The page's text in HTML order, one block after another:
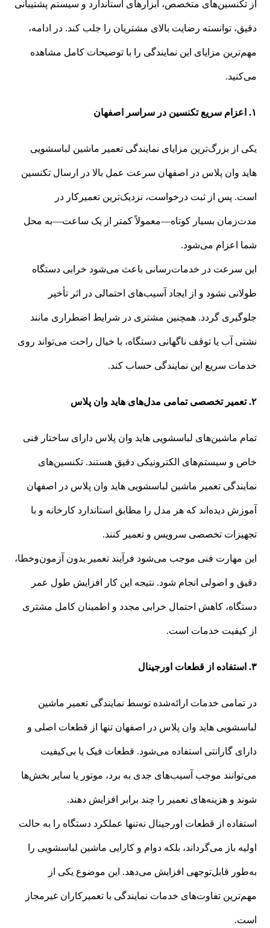
از تکنسین‌های متخصص، ابزارهای استاندارد و سیستم پشتیبانی
دقیق، توانسته رضایت بالای مشتریان را جلب کند. در ادامه،
مهم‌ترین مزایای این نمایندگی را با توضیحات کامل مشاهده
می‌کنید.
۱. اعزام سریع تکنسین در سراسر اصفهان
یکی از بزرگ‌ترین مزایای نمایندگی تعمیر ماشین لباسشویی
هاید وان پلاس در اصفهان سرعت عمل بالا در ارسال تکنسین
است. پس از ثبت درخواست، نزدیک‌ترین تعمیرکار در
مدت‌زمان بسیار کوتاه—معمولاً کمتر از یک ساعت—به محل
شما اعزام می‌شود.
این سرعت در خدمات‌رسانی باعث می‌شود خرابی دستگاه
طولانی نشود و از ایجاد آسیب‌های احتمالی در اثر تأخیر
جلوگیری گردد. همچنین مشتری در شرایط اضطراری مانند
نشتی آب یا توقف ناگهانی دستگاه، با خیال راحت می‌تواند روی
خدمات سریع این نمایندگی حساب کند.
۲. تعمیر تخصصی تمامی مدل‌های هاید وان پلاس
تمام ماشین‌های لباسشویی هاید وان پلاس دارای ساختار فنی
خاص و سیستم‌های الکترونیکی دقیق هستند. تکنسین‌های
نمایندگی تعمیر ماشین لباسشویی هاید وان پلاس در اصفهان
آموزش دیده‌اند که هر مدل را مطابق استاندارد کارخانه و با
تجهیزات تخصصی سرویس و تعمیر کنند.
این مهارت فنی موجب می‌شود فرآیند تعمیر بدون آزمون‌و‌خطا،
دقیق و اصولی انجام شود. نتیجه این کار افزایش طول عمر
دستگاه، کاهش احتمال خرابی مجدد و اطمینان کامل مشتری
از کیفیت خدمات است.
۳. استفاده از قطعات اورجینال
در تمامی خدمات ارائه‌شده توسط نمایندگی تعمیر ماشین
لباسشویی هاید وان پلاس در اصفهان تنها از قطعات اصلی و
دارای گارانتی استفاده می‌شود. قطعات فیک یا بی‌کیفیت
می‌توانند موجب آسیب‌های جدی به برد، موتور یا سایر بخش‌ها
شوند و هزینه‌های تعمیر را چند برابر افزایش دهند.
استفاده از قطعات اورجینال نه‌تنها عملکرد دستگاه را به حالت
اولیه باز می‌گرداند، بلکه دوام و کارایی ماشین لباسشویی را
به‌طور قابل‌توجهی افزایش می‌دهد. این موضوع یکی از
مهم‌ترین تفاوت‌های خدمات نمایندگی با تعمیرکاران غیرمجاز
است.